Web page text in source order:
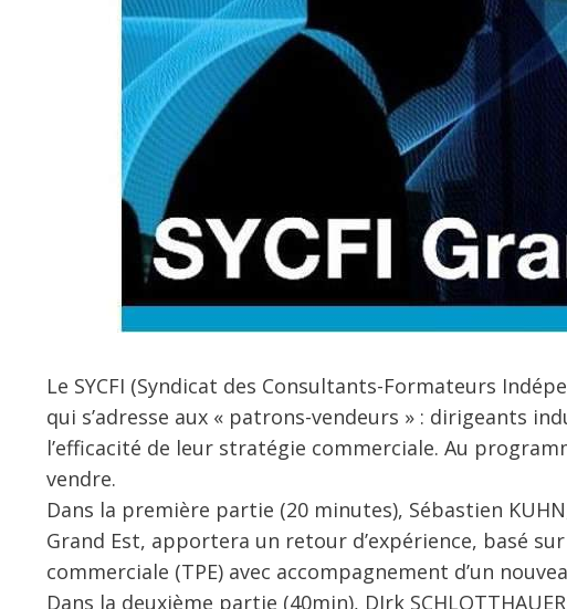
Le SYCFI (Syndicat des Consultants-Formateurs
qui s’adresse aux « patrons-vendeurs » : dirigeants
l’efficacité de leur stratégie commerciale. Au
vendre.
Dans la première partie (20 minutes), Sébastien
Grand Est, apportera un retour d’expérience, basé
commerciale (TPE) avec accompagnement d’un
Dans la deuxième partie (40min), DIrk